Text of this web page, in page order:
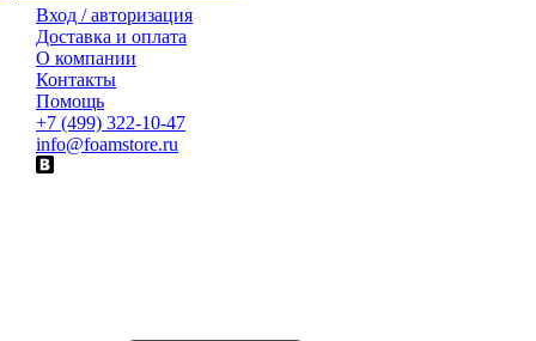
Вход / авторизация
Доставка и оплата
О компании
Контакты
Помощь
+7 (499) 322-10-47
info@foamstore.ru